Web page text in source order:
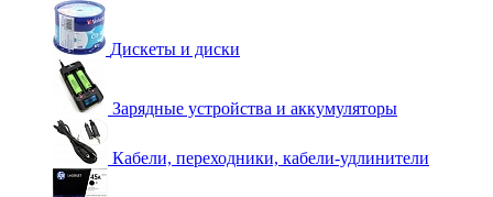
Дискеты и диски
Зарядные устройства и аккумуляторы
Кабели, переходники, кабели-удлинители